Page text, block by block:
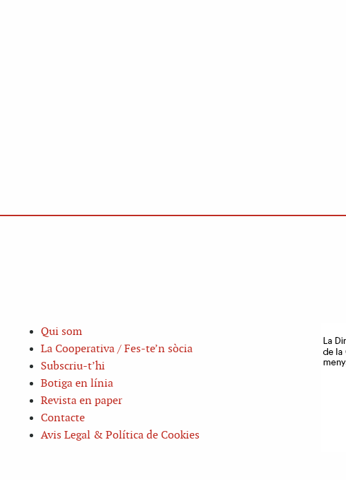
Qui som
La Cooperativa / Fes-te’n sòcia
Subscriu-t’hi
Botiga en línia
Revista en paper
Contacte
Avis Legal & Política de Cookies